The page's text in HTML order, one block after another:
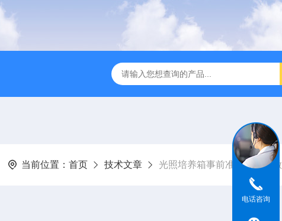
全温振荡器 THZ-82A气浴恒温振荡器价格
当前位置： 首页 技术文章 光照培养箱事前准备工作您
电话咨询